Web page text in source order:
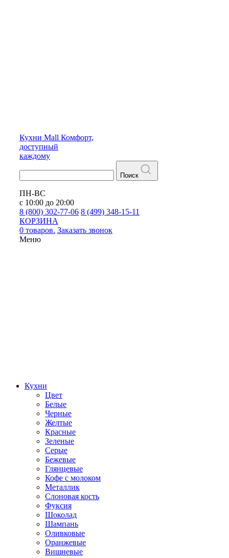
Кухни Mall Комфорт,
доступный
каждому
Поиск
ПН-ВС
с 10:00 до 20:00
8 (800) 302-77-06 8 (499) 348-15-11
КОРЗИНА
0 товаров. Заказать звонок
Меню
Кухни
Цвет
Белые
Черные
Желтые
Красные
Зеленые
Серые
Бежевые
Глянцевые
Кофе с молоком
Металлик
Слоновая кость
Фуксия
Шоколад
Шампань
Оливковые
Оранжевые
Вишневые